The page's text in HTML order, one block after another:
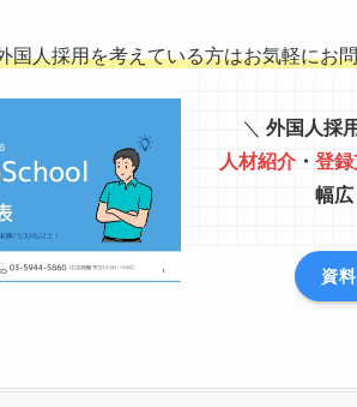
国人採用を考えている方はお気軽にお
＼ 外国人採
人材紹介・ 登
幅
資